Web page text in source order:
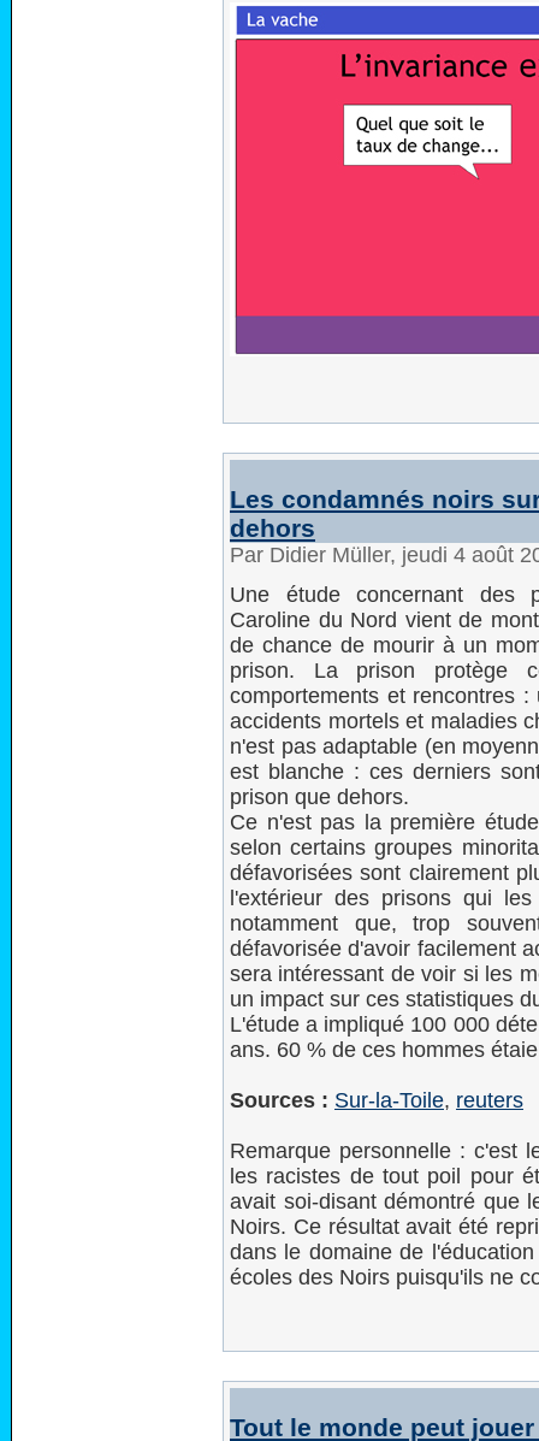
Les condamnés noirs
dehors
Par Didier Müller, jeudi 4 août
Une étude concernant des
Caroline du Nord vient de
de chance de mourir à un
prison. La prison protège
comportements et rencontres
accidents mortels et maladies
n'est pas adaptable (en
est blanche : ces derniers
prison que dehors.
Ce n'est pas la première
selon certains groupes
défavorisées sont clairement
l'extérieur des prisons qui
notamment que, trop
défavorisée d'avoir facilement
sera intéressant de voir si les
un impact sur ces statistiques
L'étude a impliqué 100 000
ans. 60 % de ces hommes
Sources : Sur-la-Toile, reuters
Remarque personnelle : c'est
les racistes de tout poil pour
avait soi-disant démontré que
Noirs. Ce résultat avait été
dans le domaine de
écoles des Noirs puisqu'ils ne
Tout le monde peut